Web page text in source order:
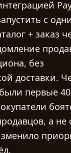
с
+ заказ
без
доставки.
первые
а не